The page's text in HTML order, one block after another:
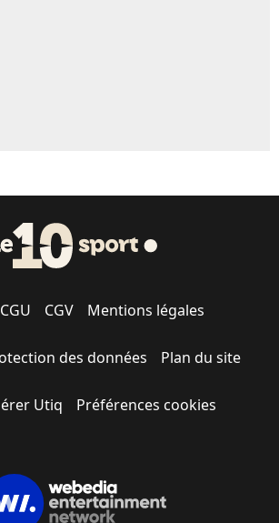
CGU CGV Mentions légales
des données Plan du site
Utiq Préférences cookies